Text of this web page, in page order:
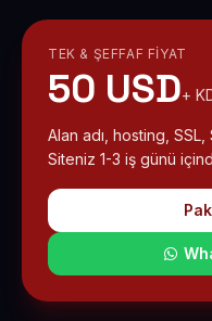
TEK & ŞEFFAF FIYAT
50 USD+
Alan adı, hosting,
Siteniz 1-3 iş günü